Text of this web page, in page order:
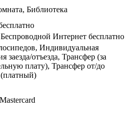
Библиотека
Интернет бесплатно
Индивидуальная
заезда/отъезда, Трансфер (за
плату), Трансфер от/до
(платный)